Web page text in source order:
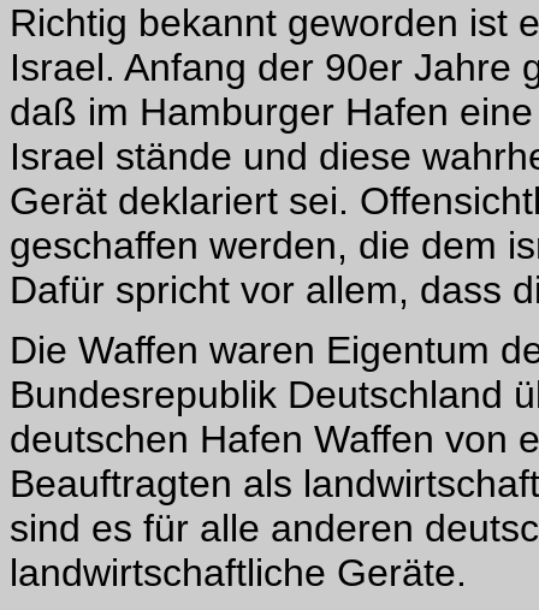
Richtig bekannt geworden ist
Israel. Anfang der 90er Jahre
daß im Hamburger Hafen
Israel stände und diese
Gerät deklariert sei.
geschaffen werden, die dem
Dafür spricht vor allem, dass
Die Waffen waren Eigentum
Bundesrepublik Deutschland
deutschen Hafen Waffen von
Beauftragten als
sind es für alle anderen
landwirtschaftliche Geräte.